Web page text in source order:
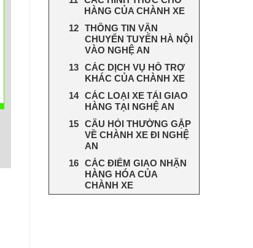
HÀNG CỦA CHÀNH XE
THÔNG TIN VẬN
CHUYỂN TUYẾN HÀ NỘI
VÀO NGHỆ AN
CÁC DỊCH VỤ HỖ TRỢ
KHÁC CỦA CHÀNH XE
CÁC LOẠI XE TẢI GIAO
HÀNG TẠI NGHỆ AN
CÂU HỎI THƯỜNG GẶP
VỀ CHÀNH XE ĐI NGHỆ
AN
CÁC ĐIỂM GIAO NHẬN
HÀNG HÓA CỦA
CHÀNH XE